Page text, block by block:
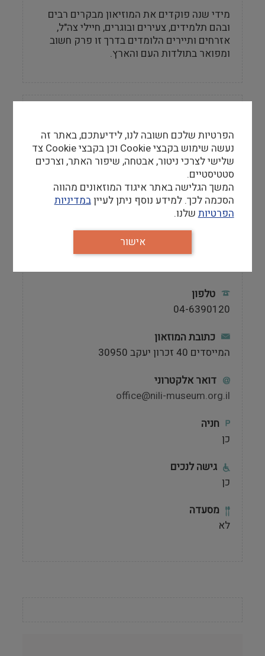
מידי שנה פוקדים את המוזיאון מבקרים רבים
ובהם תלמידים, צעירים ובוגרים, חיילי צה"ל,
אזרחים ותיירים הלומדים בדרך זו פרק חשוב
ומפואר בתולדות העם והארץ.
שעות פתיחה
א' – ה' 9:00-17:00 (סיור אחרון ב16:30)
ו' 9:00-13:00 (סיור אחרון ב12:30)
המוזיאון ובתי המשפחה סגורים:
בשבתות ובחגים וכן בערב ראש-השנה, ערב
כיפור, ערב פסח, יום הזיכרון לחללי צה"ל ויום
העצמאות.
טלפון
04-6390120
כתובת המוזאון
המייסדים 40 זכרון יעקב 30950
דואר אלקטרוני
office@nili-museum.org.il
חניה
כן
גישה לנכים
כן
מסעדה
לא
הפרטיות שלכם חשובה לנו, לידיעתכם, באתר זה
נעשה שימוש בקבצי Cookie וכן בקבצי Cookie צד
שלישי לצרכי ניטור, אבטחה, שיפור האתר, וצרכים
סטטיסטיים.
המשך הגלישה באתר איגוד המוזאונים מהווה
הסכמה לכך. למידע נוסף ניתן לעייןבמדיניות
הפרטיות שלנו.
אישור